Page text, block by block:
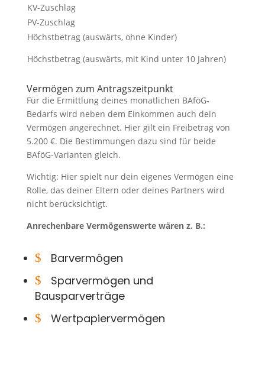
KV-Zuschlag
PV-Zuschlag
Höchstbetrag (auswärts, ohne Kinder)
Höchstbetrag (auswärts, mit Kind unter 10 Jahren)
Vermögen zum Antragszeitpunkt
Für die Ermittlung deines monatlichen BAföG-
Bedarfs wird neben dem Einkommen auch dein
Vermögen angerechnet. Hier gilt ein Freibetrag von
5.200 €. Die Bestimmungen dazu sind für beide
BAföG-Varianten gleich.
Wichtig: Hier spielt nur dein eigenes Vermögen eine
Rolle, das deiner Eltern oder deines Partners wird
nicht berücksichtigt.
Anrechenbare Vermögenswerte wären z. B.:
$ Barvermögen
$
Sparvermögen und
Bausparverträge
$ Wertpapiervermögen